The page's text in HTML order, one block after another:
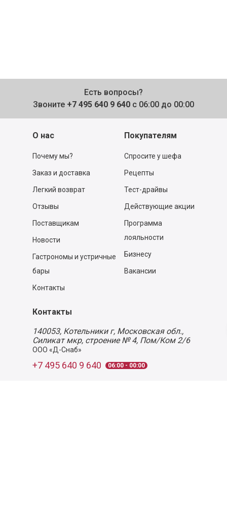
Есть вопросы?
Звоните +7 495 640 9 640 с 06:00 до 00:00
О нас
Почему мы?
Заказ и доставка
Легкий возврат
Отзывы
Поставщикам
Новости
Гастрономы и устричные
бары
Контакты
Покупателям
Спросите у шефа
Рецепты
Тест-драйвы
Действующие акции
Программа
лояльности
Бизнесу
Вакансии
Контакты
140053, Котельники г, Московская обл.,
Силикат мкр, строение № 4, Пом/Ком 2/6
ООО «Д-Снаб»
+7 495 640 9 640 06:00 - 00:00